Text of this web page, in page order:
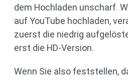
dem Hochladen unscharf.
auf YouTube hochladen,
zuerst die niedrig
erst die HD-Version.
Wenn Sie also feststellen,